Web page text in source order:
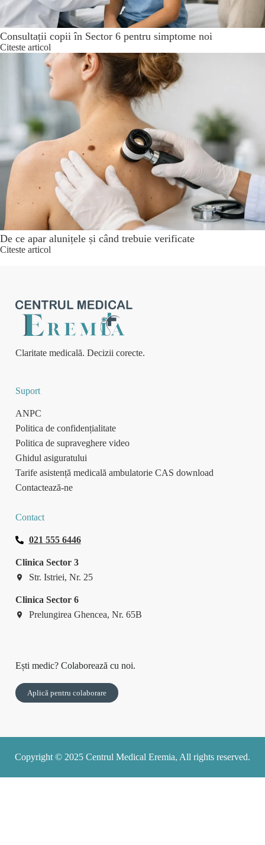
Consultații copii în Sector 6 pentru simptome noi
Citeste articol
De ce apar alunițele și când trebuie verificate
Citeste articol
Claritate medicală. Decizii corecte.
Suport
ANPC
Politica de confidențialitate
Politica de supraveghere video
Ghidul asiguratului
Tarife asistență medicală ambulatorie CAS download
Contactează-ne
Contact
021 555 6446
Clinica Sector 3
Str. Istriei, Nr. 25
Clinica Sector 6
Prelungirea Ghencea, Nr. 65B
Ești medic? Colaborează cu noi.
Aplică pentru colaborare
Copyright © 2025 Centrul Medical Eremia, All rights reserved.